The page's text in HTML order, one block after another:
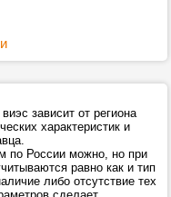
зависит от региона
характеристик и
по России можно, но при
равно как и тип
либо отсутствие тех